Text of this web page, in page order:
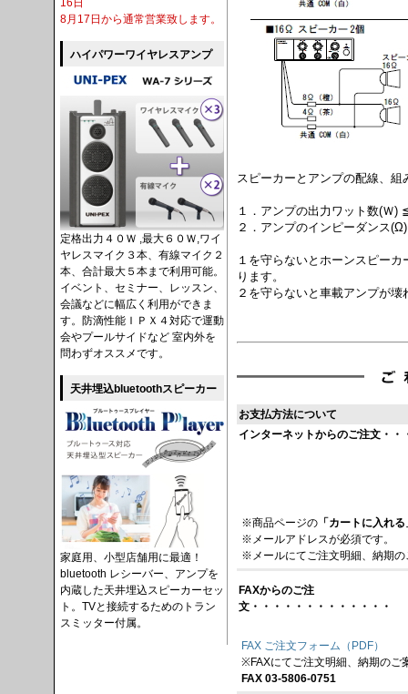
スピーカーとアンプの配線、
１．アンプの出力ワット数(Ｗ)
２．アンプのインピーダンス
１を守らないとホーンスピー
ります。
２を守らないと車載アンプが壊
お支払方法について
インターネットからのご注文・・
※商品ページの 「カートに入れる
※メールアドレスが必須です。
※メールにてご注文明細、納期
FAXからのご注
文・・・・・・・・・・・・・
FAX ご注文フォーム（PDF）
※FAXにてご注文明細、納期のご
FAX 03-5806-0751
16日
8月17日から通常営業致します。
ハイパワーワイヤレスアンプ
定格出力４０Ｗ ,最大６０Ｗ,ワイ
ヤレスマイク３本、有線マイク２
本、合計最大５本まで利用可能。
イベント、セミナー、レッスン、
会議などに幅広く利用ができま
す。防滴性能ＩＰＸ４対応で運動
会やプールサイドなど 室内外を
問わずオススメです。
天井埋込bluetoothスピーカー
家庭用、小型店舗用に最適！
bluetooth レシーバー、アンプを
内蔵した天井埋込スピーカーセッ
ト。TVと接続するためのトラン
スミッター付属。